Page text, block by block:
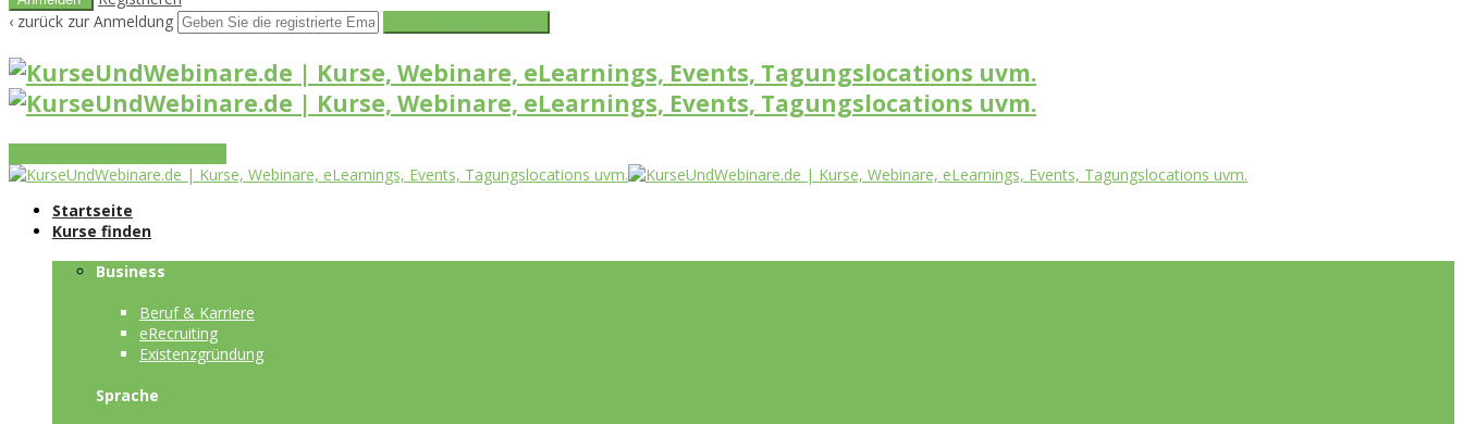
‹ zurück zur Anmeldung
Startseite
Kurse finden
Business
Beruf & Karriere
eRecruiting
Existenzgründung
Sprache